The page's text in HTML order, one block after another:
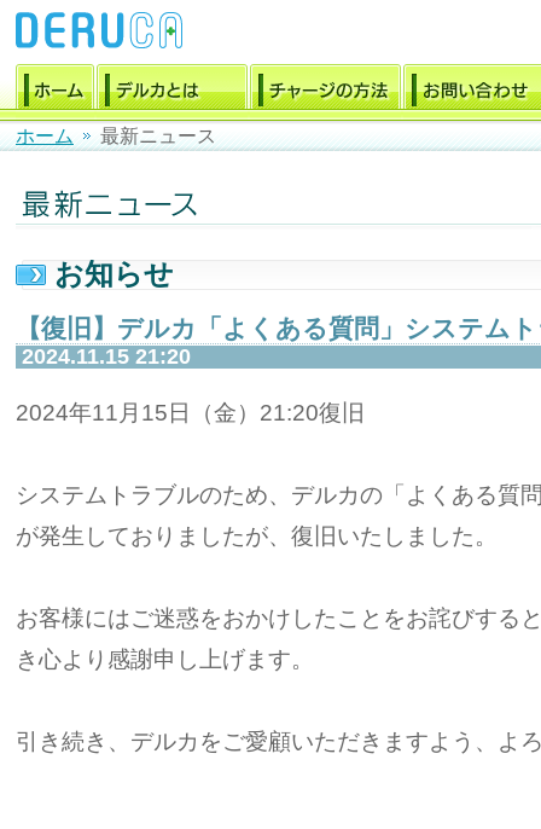
ホーム 最新ニュース
お知らせ
【復旧】デルカ「よくある質問」システム
2024.11.15 21:20
2024年11月15日（金）21:20復旧
システムトラブルのため、デルカの「よくある質
が発生しておりましたが、復旧いたしました。
お客様にはご迷惑をおかけしたことをお詫びする
き心より感謝申し上げます。
引き続き、デルカをご愛顧いただきますよう、よ